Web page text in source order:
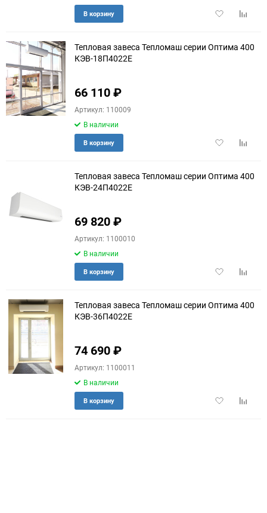
Добавить
В корзину
Тепловая завеса Тепломаш серии Оптима 400
КЭВ-18П4022E
66 110₽
Артикул: 110009
В наличии
Добавить
В корзину
Тепловая завеса Тепломаш серии Оптима 400
КЭВ-24П4022E
69 820₽
Артикул: 1100010
В наличии
Добавить
В корзину
Тепловая завеса Тепломаш серии Оптима 400
КЭВ-36П4022E
74 690₽
Артикул: 1100011
В наличии
Добавить
В корзину